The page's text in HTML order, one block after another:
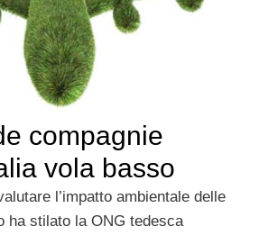
compagnie
vola basso
l’impatto ambientale delle
ha stilato la ONG tedesca